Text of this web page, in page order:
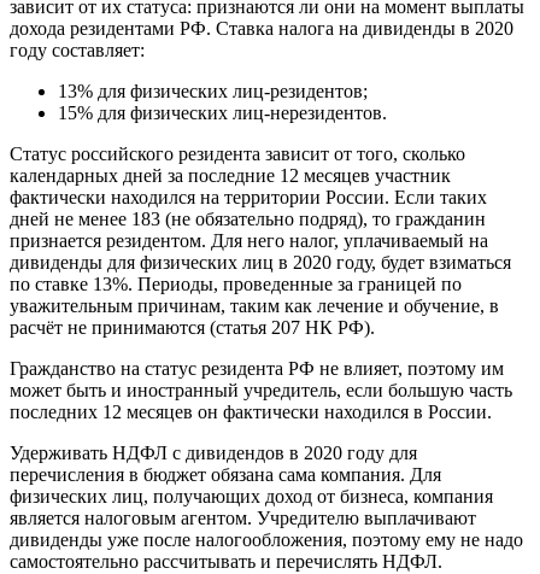
зависит от их статуса: признаются ли они на момент выплаты
дохода резидентами РФ. Ставка налога на дивиденды в 2020
году составляет:
13% для физических лиц-резидентов;
15% для физических лиц-нерезидентов.
Статус российского резидента зависит от того, сколько
календарных дней за последние 12 месяцев участник
фактически находился на территории России. Если таких
дней не менее 183 (не обязательно подряд), то гражданин
признается резидентом. Для него налог, уплачиваемый на
дивиденды для физических лиц в 2020 году, будет взиматься
по ставке 13%. Периоды, проведенные за границей по
уважительным причинам, таким как лечение и обучение, в
расчёт не принимаются (статья 207 НК РФ).
Гражданство на статус резидента РФ не влияет, поэтому им
может быть и иностранный учредитель, если большую часть
последних 12 месяцев он фактически находился в России.
Удерживать НДФЛ с дивидендов в 2020 году для
перечисления в бюджет обязана сама компания. Для
физических лиц, получающих доход от бизнеса, компания
является налоговым агентом. Учредителю выплачивают
дивиденды уже после налогообложения, поэтому ему не надо
самостоятельно рассчитывать и перечислять НДФЛ.